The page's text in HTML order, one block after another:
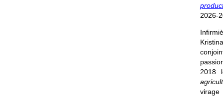
2026-
2018